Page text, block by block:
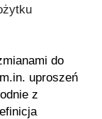
do
uproszeń
z